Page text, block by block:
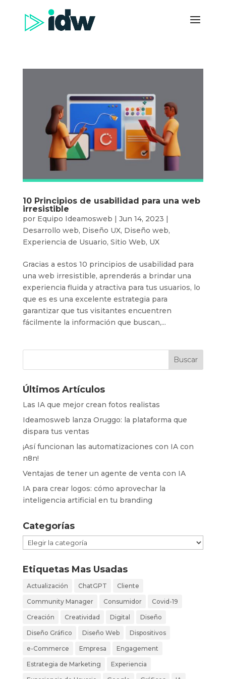
10 Principios de usabilidad para una web
irresistible
por Equipo Ideamosweb | Jun 14, 2023 |
Desarrollo web, Diseño UX, Diseño web,
Experiencia de Usuario, Sitio Web, UX
Gracias a estos 10 principios de usabilidad para
una web irresistible, aprenderás a brindar una
experiencia fluida y atractiva para tus usuarios, lo
que es es una excelente estrategia para
garantizar que tus visitantes encuentren
fácilmente la información que buscan,...
Últimos Artículos
Las IA que mejor crean fotos realistas
Ideamosweb lanza Oruggo: la plataforma que
dispara tus ventas
¡Así funcionan las automatizaciones con IA con
n8n!
Ventajas de tener un agente de venta con IA
IA para crear logos: cómo aprovechar la
inteligencia artificial en tu branding
Categorías
Categorías
Etiquetas Mas Usadas
Actualización ChatGPT Cliente
Community Manager Consumidor Covid-19
Creación Creatividad Digital Diseño
Diseño Gráfico Diseño Web Dispositivos
e-Commerce Empresa Engagement
Estrategia de Marketing Experiencia